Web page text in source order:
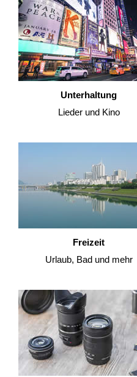
Unterhaltung
Lieder und Kino
Freizeit
Urlaub, Bad und mehr